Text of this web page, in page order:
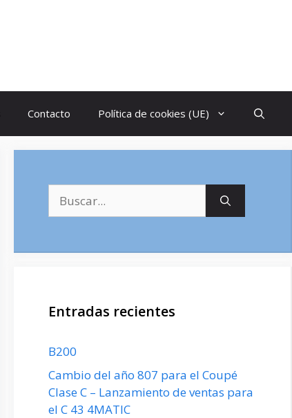
Contacto Política de cookies (UE)
Entradas recientes
B200
Cambio del año 807 para el Coupé
Clase C – Lanzamiento de ventas para
el C 43 4MATIC